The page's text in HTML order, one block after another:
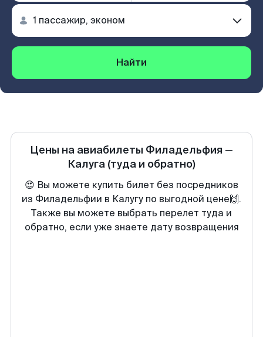
Найти
Цены на авиабилеты Филадельфия —
Калуга (туда и обратно)
😍 Вы можете купить билет без посредников
из Филадельфии в Калугу по выгодной цене🙌.
Также вы можете выбрать перелет туда и
обратно, если уже знаете дату возвращения